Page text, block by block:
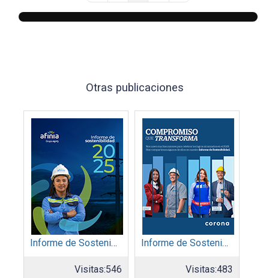
Otras publicaciones
Informe de Sostenibilidad 2025: Afinia filial del Grupo EPM
Visitas:546
Informe de Sostenibilidad 2025: Organización Corona
Visitas:483